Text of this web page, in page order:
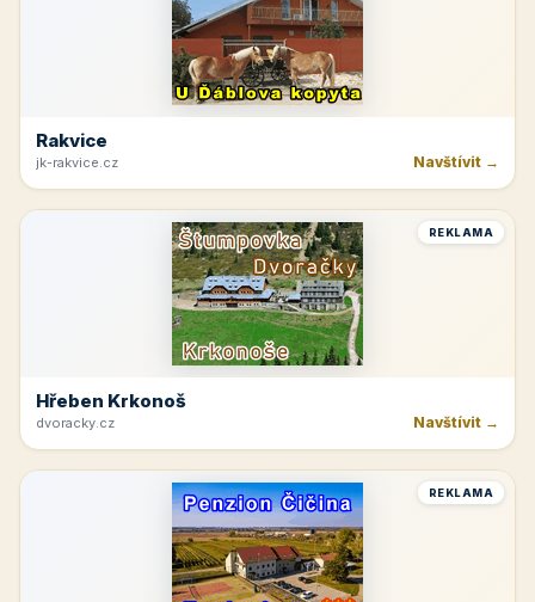
Rakvice
jk-rakvice.cz Navštívit →
REKLAMA
Hřeben Krkonoš
dvoracky.cz Navštívit →
REKLAMA